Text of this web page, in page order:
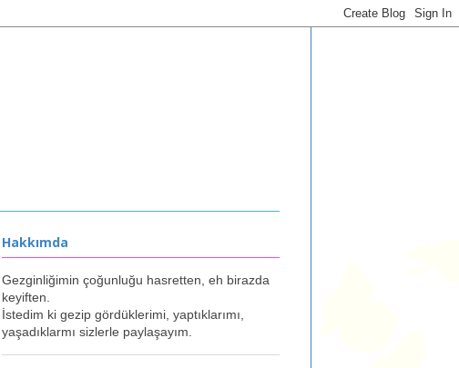
Hakkımda
Gezginliğimin çoğunluğu hasretten, eh birazda
keyiften.
İstedim ki gezip gördüklerimi, yaptıklarımı,
yaşadıklarmı sizlerle paylaşayım.